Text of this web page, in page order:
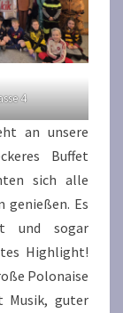
4
an unsere
Buffet
sich alle
genießen. Es
und sogar
Highlight!
Polonaise
Musik, guter